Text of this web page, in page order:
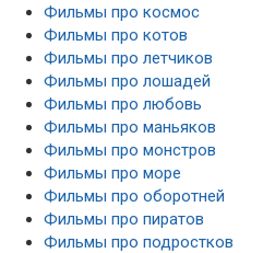
Фильмы про космос
Фильмы про котов
Фильмы про летчиков
Фильмы про лошадей
Фильмы про любовь
Фильмы про маньяков
Фильмы про монстров
Фильмы про море
Фильмы про оборотней
Фильмы про пиратов
Фильмы про подростков